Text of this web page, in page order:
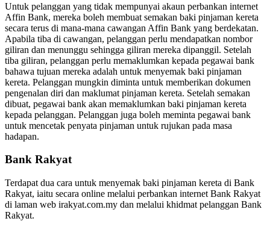
Untuk pelanggan yang tidak mempunyai akaun perbankan internet
Affin Bank, mereka boleh membuat semakan baki pinjaman kereta
secara terus di mana-mana cawangan Affin Bank yang berdekatan.
Apabila tiba di cawangan, pelanggan perlu mendapatkan nombor
giliran dan menunggu sehingga giliran mereka dipanggil. Setelah
tiba giliran, pelanggan perlu memaklumkan kepada pegawai bank
bahawa tujuan mereka adalah untuk menyemak baki pinjaman
kereta. Pelanggan mungkin diminta untuk memberikan dokumen
pengenalan diri dan maklumat pinjaman kereta. Setelah semakan
dibuat, pegawai bank akan memaklumkan baki pinjaman kereta
kepada pelanggan. Pelanggan juga boleh meminta pegawai bank
untuk mencetak penyata pinjaman untuk rujukan pada masa
hadapan.
Bank Rakyat
Terdapat dua cara untuk menyemak baki pinjaman kereta di Bank
Rakyat, iaitu secara online melalui perbankan internet Bank Rakyat
di laman web irakyat.com.my dan melalui khidmat pelanggan Bank
Rakyat.